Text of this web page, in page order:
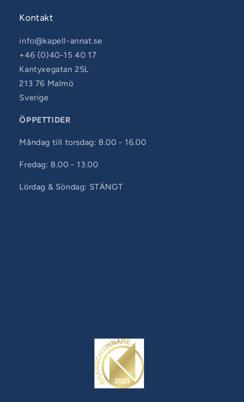
Kontakt
info@kapell-annat.se
+46 (0)40-15 40 17
Kantyxegatan 25L
213 76 Malmö
Sverige
ÖPPETTIDER
Måndag till torsdag: 8.00 - 16.00
Fredag: 8.00 - 13.00
Lördag & Söndag: STÄNGT